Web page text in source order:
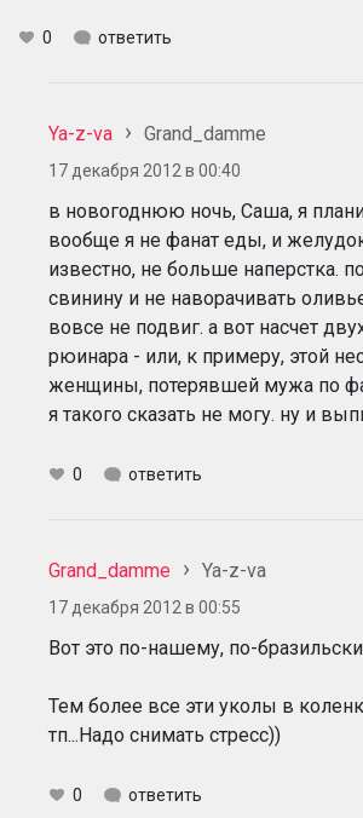
0 ответить
Ya-z-va Grand_damme
17 декабря 2012 в 00:40
в новогоднюю ночь, Саша, я
вообще я не фанат еды, и
известно, не больше наперстка.
свинину и не наворачивать
вовсе не подвиг. а вот насчет
рюинара - или, к примеру, этой
женщины, потерявшей мужа по
я такого сказать не могу. ну и
0 ответить
Grand_damme Ya-z-va
17 декабря 2012 в 00:55
Вот это по-нашему, по-
Тем более все эти уколы в
тп...Надо снимать стресс))
0 ответить